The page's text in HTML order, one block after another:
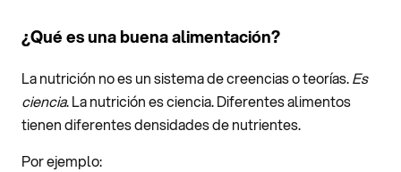
¿Qué es una buena alimentación?
La nutrición no es un sistema de creencias o teorías.Es
ciencia. La nutrición es ciencia. Diferentes alimentos
tienen diferentes densidades de nutrientes.
Por ejemplo: